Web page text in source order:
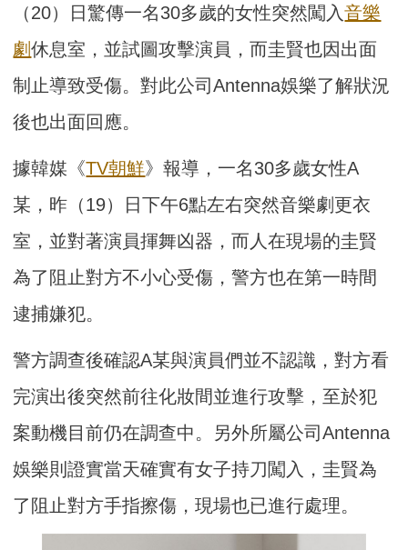
（20）日驚傳一名30多歲的女性突然闖入音樂
劇休息室，並試圖攻擊演員，而圭賢也因出面
制止導致受傷。對此公司Antenna娛樂了解狀況
後也出面回應。
據韓媒《TV朝鮮》報導，一名30多歲女性A
某，昨（19）日下午6點左右突然音樂劇更衣
室，並對著演員揮舞凶器，而人在現場的圭賢
為了阻止對方不小心受傷，警方也在第一時間
逮捕嫌犯。
警方調查後確認A某與演員們並不認識，對方看
完演出後突然前往化妝間並進行攻擊，至於犯
案動機目前仍在調查中。另外所屬公司Antenna
娛樂則證實當天確實有女子持刀闖入，圭賢為
了阻止對方手指擦傷，現場也已進行處理。